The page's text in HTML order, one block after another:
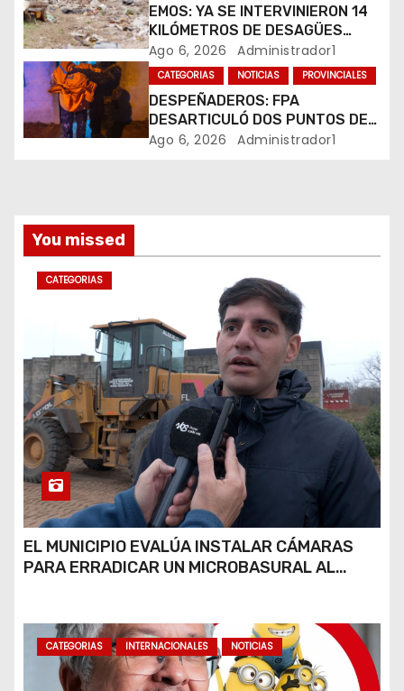
t
r
a
d
EMOS: YA SE INTERVINIERON 14
KILÓMETROS DE DESAGÜES
PLUVIALES
Ago 6, 2026 Administrador1
CATEGORIAS NOTICIAS PROVINCIALES
DESPEÑADEROS: FPA
DESARTICULÓ DOS PUNTOS DE
VENTA DE DROGAS. TRES
Ago 6, 2026 Administrador1
You missed
CATEGORIAS
EL MUNICIPIO EVALÚA INSTALAR CÁMARAS
PARA ERRADICAR UN MICROBASURAL AL
CATEGORIAS INTERNACIONALES NOTICIAS